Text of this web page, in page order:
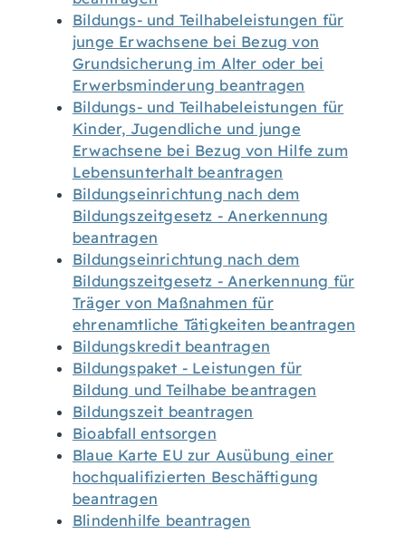
Bildungs- und Teilhabeleistungen für
junge Erwachsene bei Bezug von
Grundsicherung im Alter oder bei
Erwerbsminderung beantragen
Bildungs- und Teilhabeleistungen für
Kinder, Jugendliche und junge
Erwachsene bei Bezug von Hilfe zum
Lebensunterhalt beantragen
Bildungseinrichtung nach dem
Bildungszeitgesetz - Anerkennung
beantragen
Bildungseinrichtung nach dem
Bildungszeitgesetz - Anerkennung für
Träger von Maßnahmen für
ehrenamtliche Tätigkeiten beantragen
Bildungskredit beantragen
Bildungspaket - Leistungen für
Bildung und Teilhabe beantragen
Bildungszeit beantragen
Bioabfall entsorgen
Blaue Karte EU zur Ausübung einer
hochqualifizierten Beschäftigung
beantragen
Blindenhilfe beantragen